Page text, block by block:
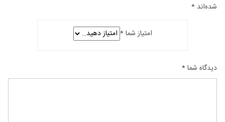
شده‌اند *
امتیاز شما*
دیدگاه شما*